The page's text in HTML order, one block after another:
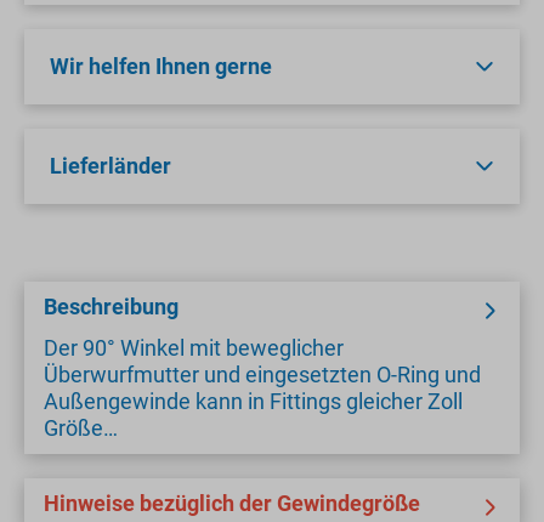
Wir helfen Ihnen gerne
Lieferländer
Beschreibung
Der 90° Winkel mit beweglicher
Überwurfmutter und eingesetzten O-Ring und
Außengewinde kann in Fittings gleicher Zoll
Größe…
Hinweise bezüglich der Gewindegröße